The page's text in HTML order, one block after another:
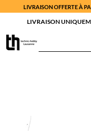
LIVRAISON OFFERTE À
LIVRAISON